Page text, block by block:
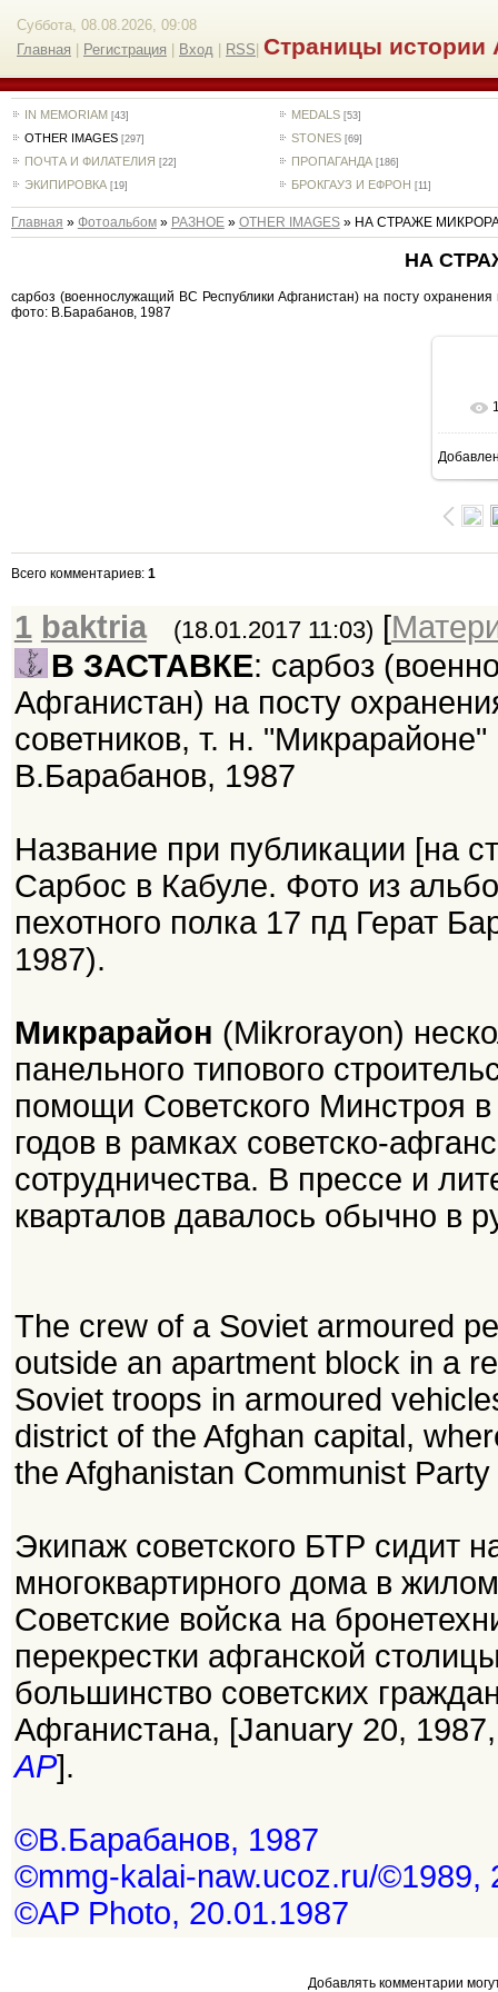
Суббота, 08.08.2026, 09:08
Главная
Регистрация Вход RSS Страницы истории
IN MEMORIAM [43] MEDALS [53]
OTHER IMAGES [297] STONES [69]
ПОЧТА И ФИЛАТЕЛИЯ [22] ПРОПАГАНДА [186]
ЭКИПИРОВКА [19] БРОКГАУЗ И ЕФРОН [11]
Главная » Фотоальбом» РАЗНОЕ» OTHER IMAGES» НА СТРАЖЕ
НА
сарбоз (военнослужащий ВС Республики Афганистан) на посту охранения
фото: В.Барабанов, 1987
Всего комментариев: 1
1 baktria (18.01.2017 11:03) [
В ЗАСТАВКЕ: сарбоз
Афганистан) на посту
советников, т. н.
В.Барабанов, 1987
Название при публикации [на
Сарбос в Кабуле. Фото из
пехотного полка 17 пд Герат
1987).
Микрарайон (Mikrorayon)
панельного типового
помощи Советского Минстроя
годов в рамках советско-
сотрудничества. В прессе и
кварталов давалось обычно в
The crew of a Soviet armoured
outside an apartment block in a
Soviet troops in armoured
district of the Afghan capital,
the Afghanistan Communist
Экипаж советского БТР сидит
многоквартирного дома в
Советские войска на
перекрестки афганской
большинство советских
Афганистана, [January 20,
AP].
©В.Барабанов, 1987
©mmg-kalai-naw.ucoz.ru/©1989,
©AP Photo, 20.01.1987
Добавлять комментарии